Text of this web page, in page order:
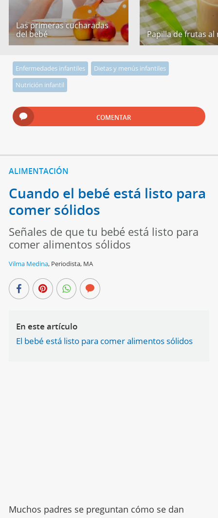
Las primeras cucharadas
del bebé
Papilla de frutas al
Enfermedades infantiles
Dietas y menús infantiles
Nutrición infantil
COMENTAR
ALIMENTACIÓN
Cuando el bebé está listo para
comer sólidos
Señales de que tu bebé está listo para
comer alimentos sólidos
Vilma Medina, Periodista, MA
En este artículo
El bebé está listo para comer alimentos sólidos
Muchos padres se preguntan cómo se dan